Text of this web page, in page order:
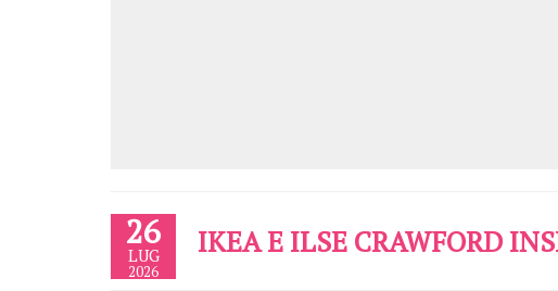
26
LUG
2026
IKEA E ILSE CRAWFORD